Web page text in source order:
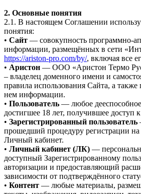
2. Основные понятия
2.1. В настоящем Соглашении
понятия:
• Сайт — совокупность программно-
информации, размещённых в сети
https://ariston-pro.com/by/, включая все
• Аристон — ООО «Аристон Термо
– владелец доменного имени и
правила использования Сайта, а
нем информации.
• Пользователь — любое
достигшее 18 лет, получившее доступ
• Зарегистрированный пользователь
прошедший процедуру регистрации
Личный кабинет.
• Личный кабинет (ЛК) —
доступный Зарегистрированному
авторизации и предоставляющий
зависимости от подтверждённого
• Контент — любые материалы,